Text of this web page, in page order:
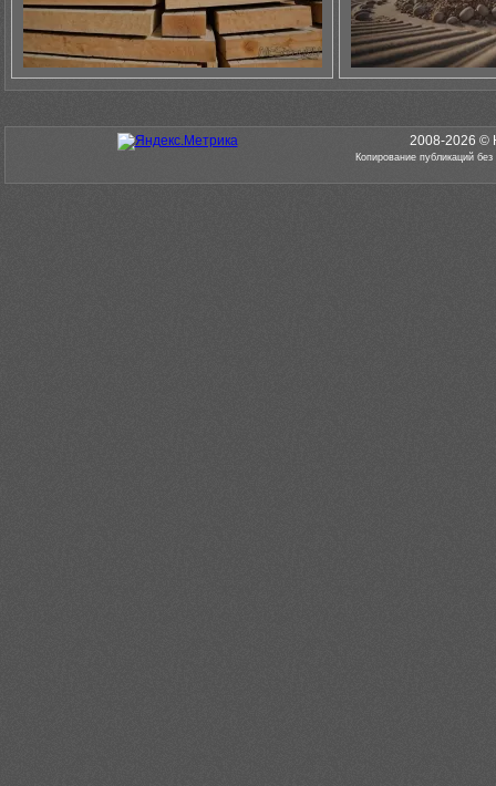
2008-2026 ©
Копирование публикаций